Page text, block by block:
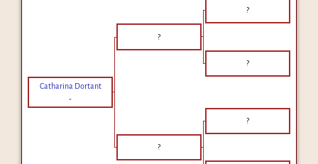
?
?
?
Catharina Dortant
-
?
?